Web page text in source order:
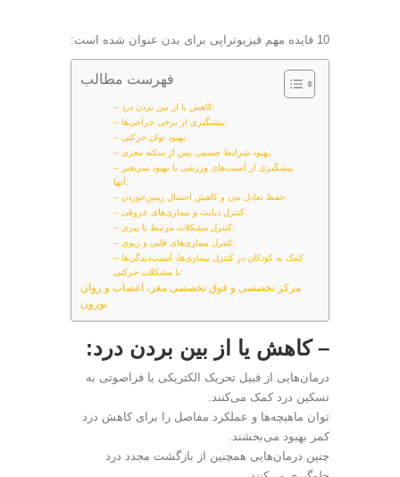
10 فایده مهم فیزیوتراپی برای بدن عنوان شده است:
فهرست مطالب
– کاهش یا از بین بردن درد:
– پیشگیری از برخی جراحی‌ها:
– بهبود توان حرکتی:
– بهبود شرایط جسمی پس از سکته مغزی:
– پیشگیری از آسیب‌های ورزشی یا بهبود سریعتر
آنها:
– حفظ تعادل بدن و کاهش احتمال زمین‌خوردن:
– کنترل دیابت و بیماری‌های عروقی:
– کنترل مشکلات مرتبط با پیری:
– کنترل بیماری‌های قلبی و ریوی:
– کمک به کودکان در کنترل بیماری‌ها، آسیب‌دیدگی‌ها
یا مشکلات حرکتی:
مرکز تخصصی و فوق تخصصی مغز، اعصاب و روان
نورون
– کاهش یا از بین بردن درد:
درمان‌هایی از قبیل تحریک الکتریکی یا فراصوتی به
تسکین درد کمک می‌کنند.
توان ماهیچه‌ها و عملکرد مفاصل را برای کاهش درد
کمر بهبود می‌بخشند.
چنین درمان‌هایی همچنین از بازگشت مجدد درد